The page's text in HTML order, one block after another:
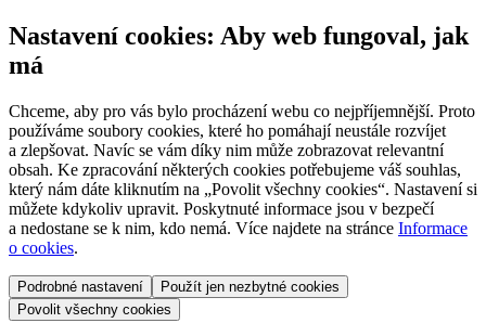
Nastavení cookies: Aby web fungoval, jak
má
Chceme, aby pro vás bylo procházení webu co nejpříjemnější. Proto
používáme soubory cookies, které ho pomáhají neustále rozvíjet
a zlepšovat. Navíc se vám díky nim může zobrazovat relevantní
obsah. Ke zpracování některých cookies potřebujeme váš souhlas,
který nám dáte kliknutím na „Povolit všechny cookies“. Nastavení si
můžete kdykoliv upravit. Poskytnuté informace jsou v bezpečí
a nedostane se k nim, kdo nemá. Více najdete na stránce Informace
o cookies.
Podrobné nastavení
Použít jen nezbytné cookies
Povolit všechny cookies